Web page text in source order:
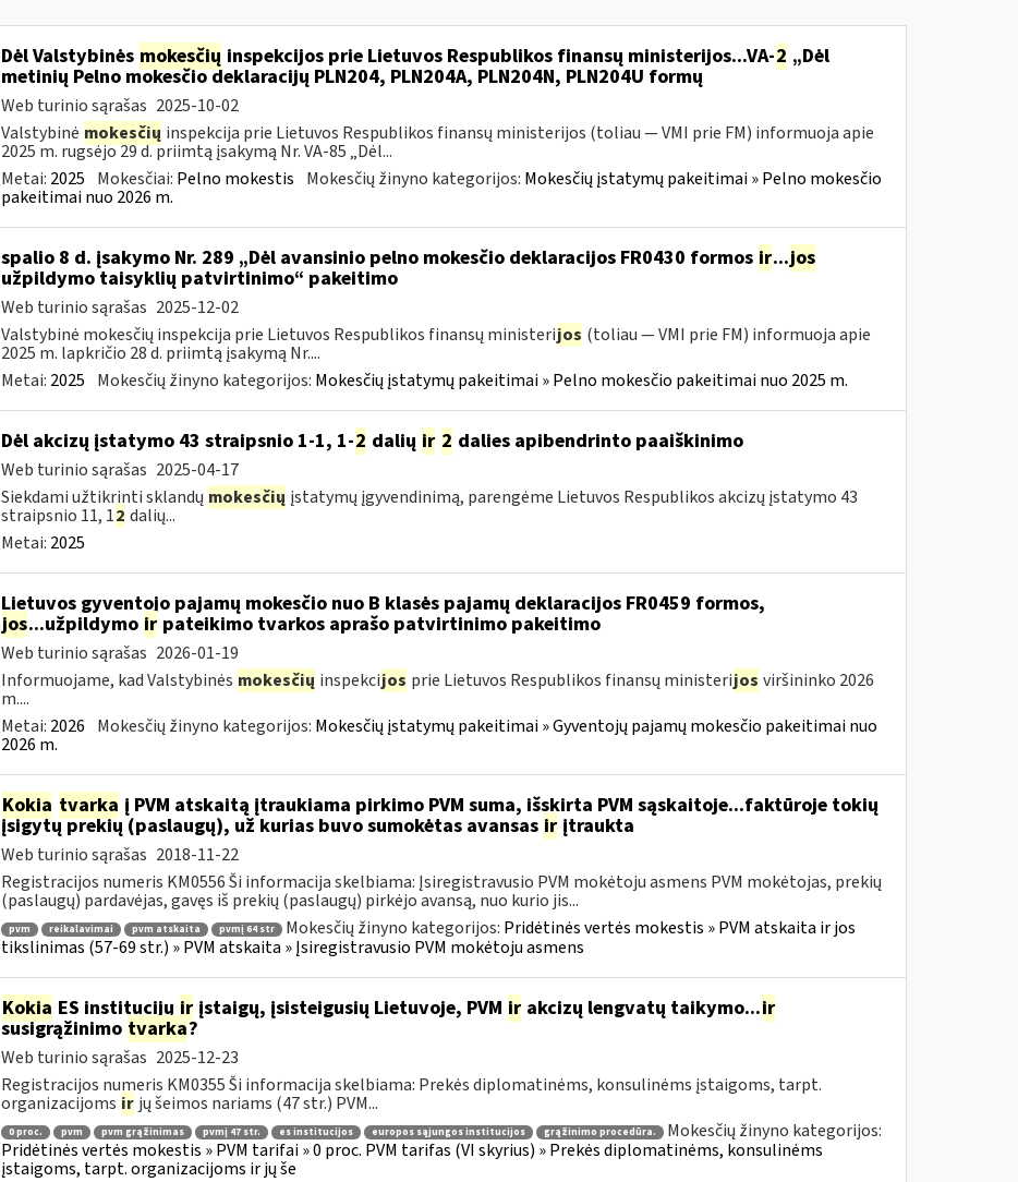
Dėl Valstybinės mokesčių inspekcijos prie Lietuvos Respublikos finansų ministerijos...VA-2 „Dėl
metinių Pelno mokesčio deklaracijų PLN204, PLN204A, PLN204N, PLN204U formų
Web turinio sąrašas 2025-10-02
Valstybinė mokesčių inspekcija prie Lietuvos Respublikos finansų ministerijos (toliau — VMI prie FM) informuoja apie
2025 m. rugsėjo 29 d. priimtą įsakymą Nr. VA-85 „Dėl...
Metai: 2025 Mokesčiai: Pelno mokestis Mokesčių žinyno kategorijos: Mokesčių įstatymų pakeitimai » Pelno mokesčio
pakeitimai nuo 2026 m.
spalio 8 d. įsakymo Nr. 289 „Dėl avansinio pelno mokesčio deklaracijos FR0430 formos ir...jos
užpildymo taisyklių patvirtinimo“ pakeitimo
Web turinio sąrašas 2025-12-02
Valstybinė mokesčių inspekcija prie Lietuvos Respublikos finansų ministerijos (toliau — VMI prie FM) informuoja apie
2025 m. lapkričio 28 d. priimtą įsakymą Nr....
Metai: 2025 Mokesčių žinyno kategorijos: Mokesčių įstatymų pakeitimai » Pelno mokesčio pakeitimai nuo 2025 m.
Dėl akcizų įstatymo 43 straipsnio 1-1, 1-2 dalių ir 2 dalies apibendrinto paaiškinimo
Web turinio sąrašas 2025-04-17
Siekdami užtikrinti sklandų mokesčių įstatymų įgyvendinimą, parengėme Lietuvos Respublikos akcizų įstatymo 43
straipsnio 11, 12 dalių...
Metai: 2025
Lietuvos gyventojo pajamų mokesčio nuo B klasės pajamų deklaracijos FR0459 formos,
jos...užpildymo irpateikimo tvarkos aprašo patvirtinimo pakeitimo
Web turinio sąrašas 2026-01-19
Informuojame, kad Valstybinės mokesčių inspekcijos prie Lietuvos Respublikos finansų ministerijos viršininko 2026
m....
Metai: 2026 Mokesčių žinyno kategorijos: Mokesčių įstatymų pakeitimai » Gyventojų pajamų mokesčio pakeitimai nuo
2026 m.
Kokia tvarka į PVM atskaitą įtraukiama pirkimo PVM suma, išskirta PVM sąskaitoje...faktūroje tokių
įsigytų prekių (paslaugų), už kurias buvo sumokėtas avansas irįtraukta
Web turinio sąrašas 2018-11-22
Registracijos numeris KM0556 Ši informacija skelbiama: Įsiregistravusio PVM mokėtoju asmens PVM mokėtojas, prekių
(paslaugų) pardavėjas, gavęs iš prekių (paslaugų) pirkėjo avansą, nuo kurio jis...
pvm reikalavimai pvm atskaita pvmį 64 str Mokesčių žinyno kategorijos: Pridėtinės vertės mokestis » PVM atskaita ir jos
tikslinimas (57-69 str.) » PVM atskaita » Įsiregistravusio PVM mokėtoju asmens
Kokia ES institucijųirįstaigų, įsisteigusių Lietuvoje, PVM irakcizų lengvatų taikymo...ir
susigrąžinimo tvarka?
Web turinio sąrašas 2025-12-23
Registracijos numeris KM0355 Ši informacija skelbiama: Prekės diplomatinėms, konsulinėms įstaigoms, tarpt.
organizacijoms ir jų šeimos nariams (47 str.) PVM...
0 proc. pvm pvm grąžinimas pvmį 47 str. es institucijos europos sąjungos institucijos grąžinimo procedūra.
Mokesčių žinyno kategorijos:
Pridėtinės vertės mokestis » PVM tarifai » 0 proc. PVM tarifas (VI skyrius) » Prekės diplomatinėms, konsulinėms
įstaigoms, tarpt. organizacijoms ir jų še